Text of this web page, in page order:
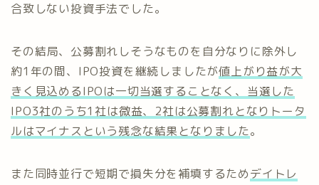
合致しない投資手法でした。
その結局、公募割れしそうなものを自分なりに除外し
約1年の間、IPO投資を継続しましたが値上がり益が大
きく見込めるIPOは一切当選することなく、当選した
IPO3社のうち1社は微益、2社は公募割れとなりトータ
ルはマイナスという残念な結果となりました。
また同時並行で短期で損失分を補填するためデイトレ